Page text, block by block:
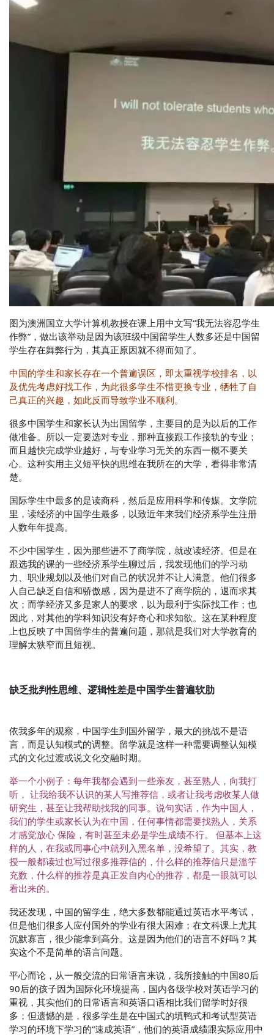
图为澳洲国立大学计算机教授在课上用中文写“我无法容忍学生
作弊”，做出该举动是因为该班级中国留学生人数多还是中国留
学生存在舞弊行为，其真正原因就不得而知了。
中国的学生和家长存在一个普遍误区，即太重视学校排名，以
及优先考虑好找工作，为此很多学生不惜更换专业，牺牲了自
己真正的兴趣，如此反而导致学业不顺利。
很多中国学生和家长认为出国留学，主要目的是为以后的工作
做准备。所以一定要选对专业，那种直接跟工作接轨的专业；
而且越快完成学业越好，与专业学习无关的东西一概不要关
心。这种实用主义短平快的思维在我所在的大学，看得非常清
楚。
国际学生中最多的是读商科，然后是应用科学和传媒。文学院
里，读经济的中国学生最多，以致近年来我们经济系学生注册
人数年年提高。
不少中国学生，因为那些进不了商学院，就改读经济。但是在
跟选我的课的一些经济系学生聊过后，我发现他们的学习动
力、职业规划以及他们对自己的状况并不让人满意。他们很多
人自己缺乏自信和骄傲感，因为是进不了商学院的，退而求其
次；而学经济又多是家人的要求，以为最利于实际找工作；也
因此，对其他的学科知识没有好奇心和求知欲。这在某种程度
上也反映了中国留学生的普遍问题，那就是我们对大学教育的
理解太狭窄而且短视。
缺乏批判性思维、逻辑性差是中国学生普遍软肋
依我多年的观察，中国学生到国外留学，最大的挑战不是语
言，而是认知模式的调整。留学就是这样一种需要调整认知模
式的文化过渡或说文化交融时期。
举一个小例子：每年我都会遇到一些亲友，甚至熟人，向我打
听， 让我给我不认识的某人写推荐信，或者让我考虑收某人做
研究生，甚至让我帮助找我的同事。说句实话，作为中国人，
我们的学生或家长认为在中国，任何事情都需要找熟人，关系
才感觉放心 保险，有时甚至未必是学生成绩不行。 但基本上这
样的人，在我或同事心中就列入黑名单，没希望了。其实，教
授一般都读过也写过很多推荐信的，什么样的推荐信只是滥竽
充数，什么样的推荐是真正发自内心的推荐，都是一眼就可以
看出来的。
我还发现，中国的留学生，绝大多数都能通过英语水平考试，
但是他们很多人应付国外的学业有很大困难；在文科课上尤其
沉默寡言，很少能拿到高分。这是因为他们的语言不好吗？其
实这个不是简单的语言问题。
平心而论，从一般交流的日常语言来说，我所接触的中国80后
90后的孩子因为国际化环境提高，国内各级学校对英语学习的
重视，其实他们的日常语言和英语口语相比我们留学时好很
多；但遗憾的是，很多学生是在中国式的填鸭式和考试型英语
学习的环境下学习的“速成英语”，他们的英语成绩跟实际应用中